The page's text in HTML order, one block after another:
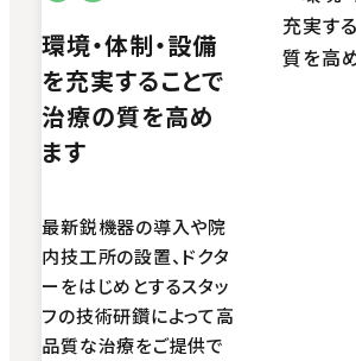
環境・体制・設備
を充実することで
治療の質を高め
ます
最新鋭機器の導入や院
内技工所の設置、ドクタ
ーをはじめとするスタッ
フの技術研鑽によって高
品質な治療をご提供で